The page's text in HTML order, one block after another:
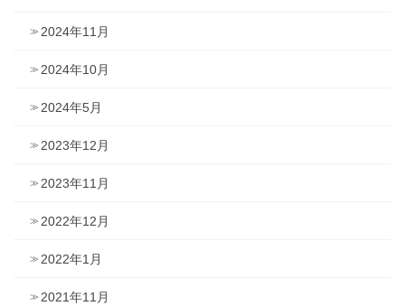
2024年11月
2024年10月
2024年5月
2023年12月
2023年11月
2022年12月
2022年1月
2021年11月